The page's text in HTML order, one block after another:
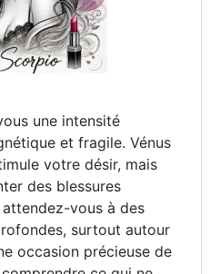
une intensité
et fragile. Vénus
votre désir, mais
des blessures
vous à des
surtout autour
occasion précieuse de